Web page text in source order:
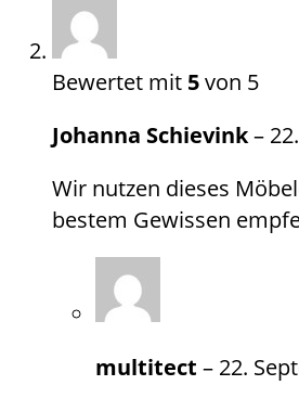
Bewertet mit 5von 5
Johanna Schievink–
Wir nutzen dieses
bestem Gewissen
multitect – 22.